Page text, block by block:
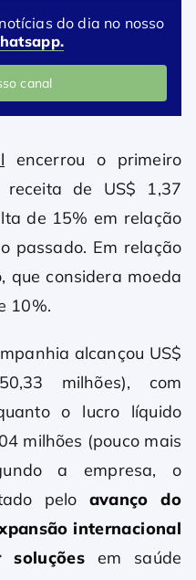
do dia no nosso
canal
encerrou o primeiro
de US$ 1,37
de 15% em relação
passado. Em relação
que considera moeda
10%.
alcançou US$
milhões), com
o lucro líquido
milhões (pouco mais
a empresa, o
pelo avanço do
internacional
em saúde